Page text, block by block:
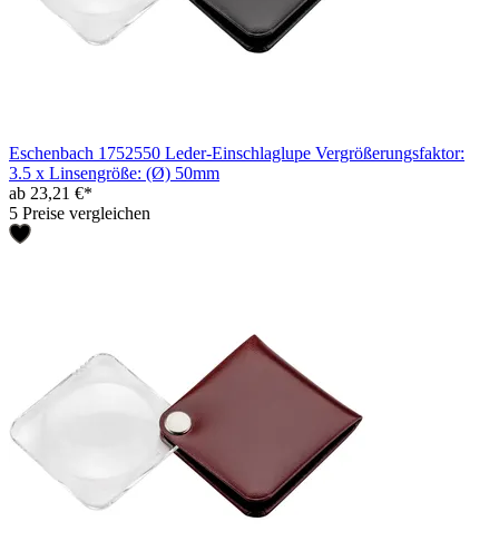
Eschenbach 1752550 Leder-Einschlaglupe Vergrößerungsfaktor:
3.5 x Linsengröße: (Ø) 50mm
ab 23,21 €*
5 Preise vergleichen